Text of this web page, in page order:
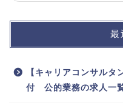
最
【キャリアコンサルタ
付 公的業務の求人一